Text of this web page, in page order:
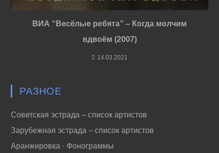
ВИА “Весёлые ребята” – Когда молчим
вдвоём (2007)
14.03.2021
РАЗНОЕ
Советская эстрада – список артистов
Зарубежная эстрада – список артистов
Аранжировка · Фонограммы